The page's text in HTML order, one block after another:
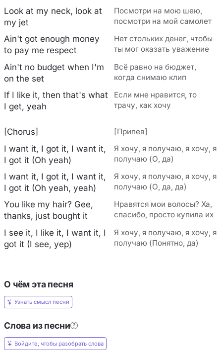
Look at my neck, look at
my jet
Посмотри на мою шею,
посмотри на мой самолет
Ain't got enough money
to pay me respect
Нет стольких денег, чтобы
ты мог оказать уважение
Ain't no budget when I'm
on the set
Всё равно на бюджет,
когда снимаю клип
If I like it, then that's what
I get, yeah
Если мне нравится, то
трачу, как хочу
[Chorus] [Припев]
I want it, I got it, I want it,
I got it (Oh yeah)
Я хочу, я получаю, я хочу, я
получаю (О, да)
I want it, I got it, I want it,
I got it (Oh yeah, yeah)
Я хочу, я получаю, я хочу, я
получаю (О, да, да)
You like my hair? Gee,
thanks, just bought it
Нравятся мои волосы? Ха,
спасибо, просто купила их
I see it, I like it, I want it, I
got it (I see, yep)
Я хочу, я получаю, я хочу, я
получаю (Понятно, да)
О чём эта песня
Узнать смысл песни
Слова из песни
Войдите, чтобы разобрать слова